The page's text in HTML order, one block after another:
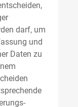
darf, um
und
Daten zu